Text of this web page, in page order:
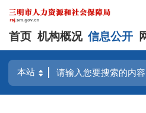
首页 机构概况 信息公开